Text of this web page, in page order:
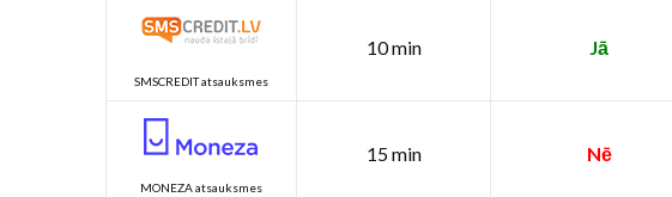
SMSCREDIT atsauksmes
10 min Jā
MONEZA atsauksmes
15 min Nē